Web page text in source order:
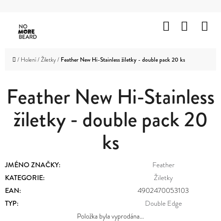
obsah
ZNAČKY
Hledat
Domů
/ Holení/Žiletky/ Feather New Hi-Stainless žiletky - double pack 20 ks
Feather New Hi-Stainless
žiletky - double pack 20
ks
JMÉNO ZNAČKY:
Feather
KATEGORIE:
Žiletky
EAN:
4902470053103
TYP:
Double Edge
Položka byla vyprodána…
Zpět
Zpět
C
P
O
E
B
U
J